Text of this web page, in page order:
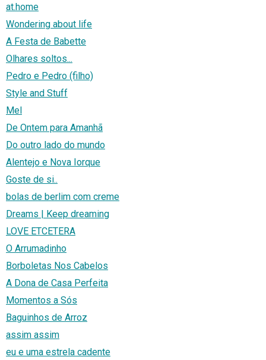
at.home
Wondering about life
A Festa de Babette
Olhares soltos...
Pedro e Pedro (filho)
Style and Stuff
Mel
De Ontem para Amanhã
Do outro lado do mundo
Alentejo e Nova Iorque
Goste de si..
bolas de berlim com creme
Dreams | Keep dreaming
LOVE ETCETERA
O Arrumadinho
Borboletas Nos Cabelos
A Dona de Casa Perfeita
Momentos a Sós
Baguinhos de Arroz
assim assim
eu e uma estrela cadente